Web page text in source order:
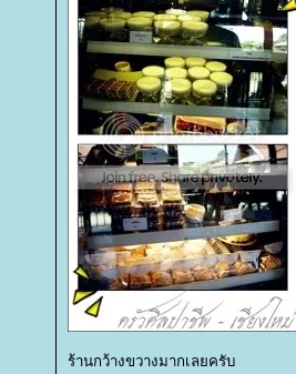
ร้านกว้างขวางมากเลยครับ